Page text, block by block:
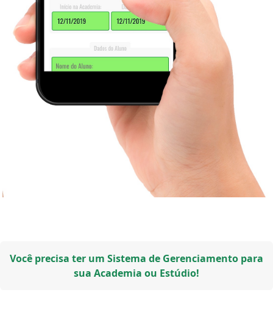
Você precisa ter um Sistema de Gerenciamento para
sua Academia ou Estúdio!